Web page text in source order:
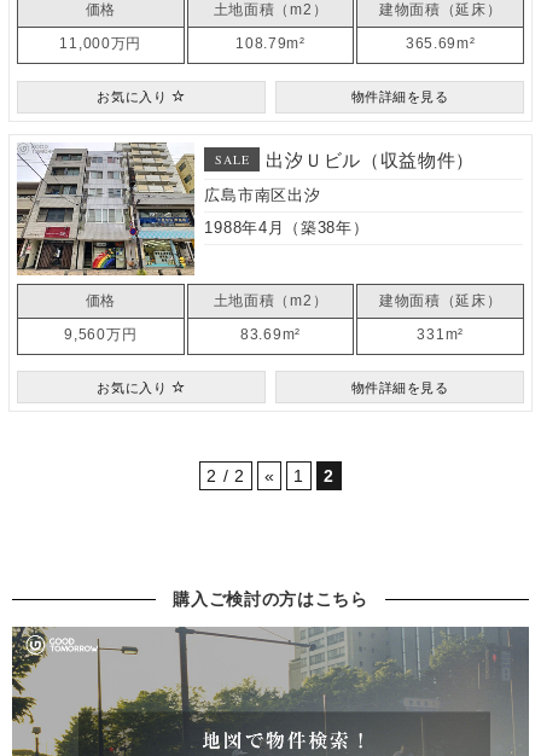
価格
11,000万円
土地面積（m2）
108.79m²
建物面積（延床）
365.69m²
お気に入り 物件詳細を見る
SALE 出汐Ｕビル（収益物件）
広島市南区出汐
1988年4月（築38年）
価格
9,560万円
土地面積（m2）
83.69m²
建物面積（延床）
331m²
お気に入り 物件詳細を見る
2 / 2 « 1 2
購入ご検討の方はこちら